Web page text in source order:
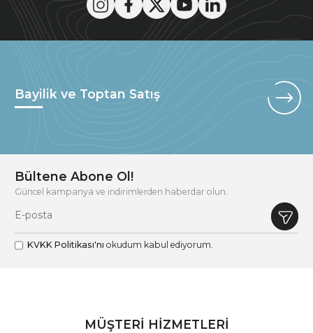
Bayilik ve Toptan Satış
Bültene Abone Ol!
Güncel kampanya ve indirimlerden haberdar olun.
KVKK Politikası'nı okudum kabul ediyorum.
MÜŞTERİ HİZMETLERİ